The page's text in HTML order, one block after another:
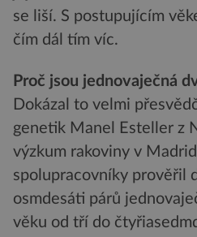
se liší. S postupujícím
čím dál tím víc.
Proč jsou jednovaječná
Dokázal to velmi
genetik Manel Esteller z
výzkum rakoviny v
spolupracovníky prověřil
osmdesáti párů
věku od tří do